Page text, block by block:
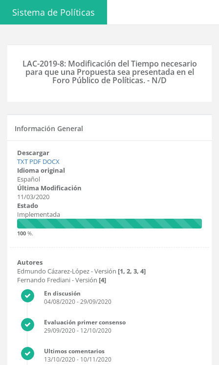
Sistema de Políticas
LAC-2019-8: Modificación del Tiempo necesario
para que una Propuesta sea presentada en el
Foro Público de Políticas. - N/D
Información General
Descargar
TXT PDF DOCX
Idioma original
Español
Última Modificación
11/03/2020
Estado
Implementada
100 %.
Autores
Edmundo Cázarez-López- Versión [1, 2, 3, 4]
Fernando Frediani- Versión [4]
En discusión
04/08/2020- 29/09/2020
Evaluación primer consenso
29/09/2020- 12/10/2020
Ultimos comentarios
13/10/2020- 10/11/2020